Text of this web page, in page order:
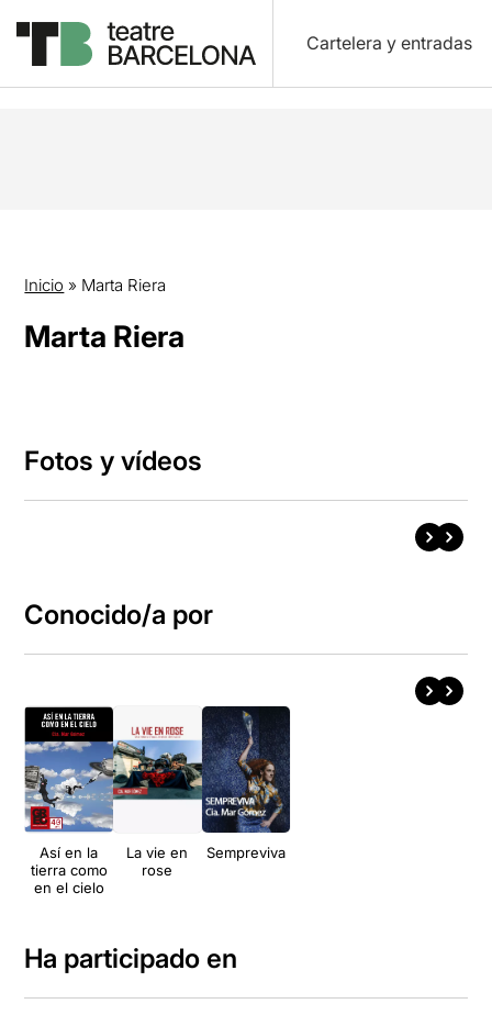
Cartelera y entradas
Inicio » Marta Riera
Marta Riera
Fotos y vídeos
Conocido/a por
Así en la
tierra como
en el cielo
La vie en
rose
Sempreviva
Ha participado en